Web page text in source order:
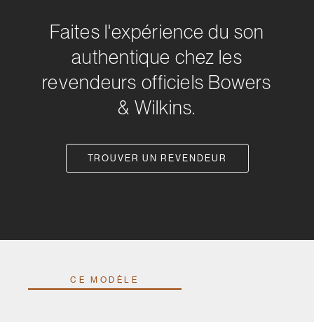
Faites l'expérience du son
authentique chez les
revendeurs officiels Bowers
& Wilkins.
TROUVER UN REVENDEUR
CE MODÈLE